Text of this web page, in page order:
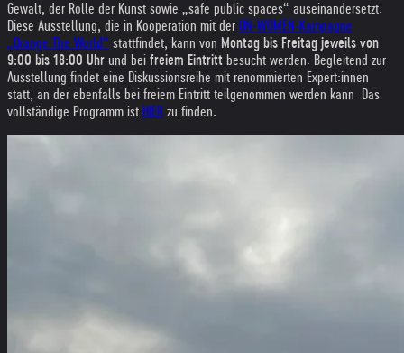
Gewalt, der Rolle der Kunst sowie „safe public spaces“ auseinandersetzt.
Diese Ausstellung, die in Kooperation mit der UN-WOMEN-Kampagne
„Orange The World“ stattfindet, kann von Montag bis Freitag jeweils von
9:00 bis 18:00 Uhr und bei freiem Eintritt besucht werden. Begleitend zur
Ausstellung findet eine Diskussionsreihe mit renommierten Expert:innen
statt, an der ebenfalls bei freiem Eintritt teilgenommen werden kann. Das
vollständige Programm ist HIER zu finden.